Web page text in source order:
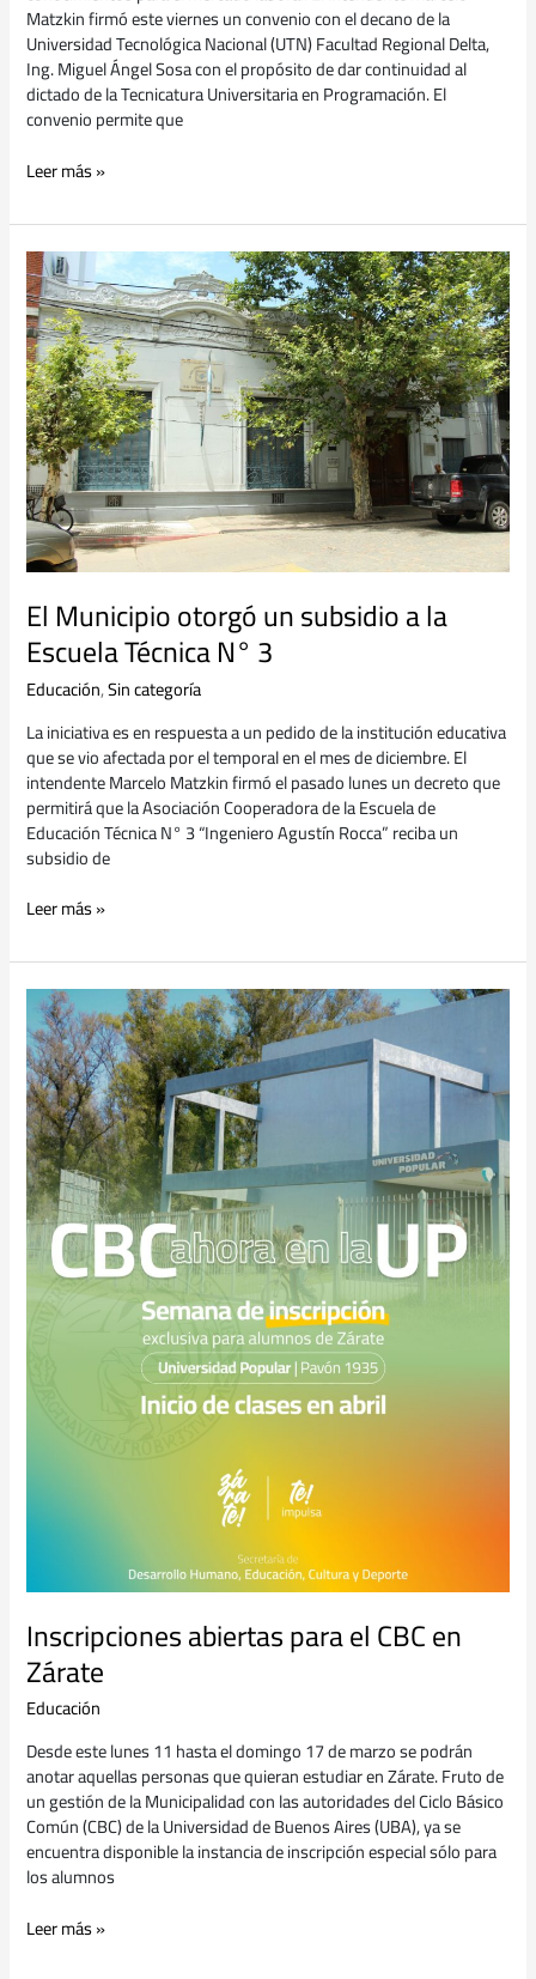
Matzkin firmó este viernes un convenio con el decano de la
Universidad Tecnológica Nacional (UTN) Facultad Regional Delta,
Ing. Miguel Ángel Sosa con el propósito de dar continuidad al
dictado de la Tecnicatura Universitaria en Programación. El
convenio permite que
Leer más »
El Municipio otorgó un subsidio a la
Escuela Técnica N° 3
Educación,Sin categoría
La iniciativa es en respuesta a un pedido de la institución educativa
que se vio afectada por el temporal en el mes de diciembre. El
intendente Marcelo Matzkin firmó el pasado lunes un decreto que
permitirá que la Asociación Cooperadora de la Escuela de
Educación Técnica N° 3 “Ingeniero Agustín Rocca” reciba un
subsidio de
El
Municipio
otorgó
un
subsidio
a
la
Escuela
Técnica
N°
3
Leer más »
Inscripciones abiertas para el CBC en
Zárate
Educación
Desde este lunes 11 hasta el domingo 17 de marzo se podrán
anotar aquellas personas que quieran estudiar en Zárate. Fruto de
un gestión de la Municipalidad con las autoridades del Ciclo Básico
Común (CBC) de la Universidad de Buenos Aires (UBA), ya se
encuentra disponible la instancia de inscripción especial sólo para
los alumnos
Inscripciones
abiertas
para
el
CBC
en
Zárate
Leer más »